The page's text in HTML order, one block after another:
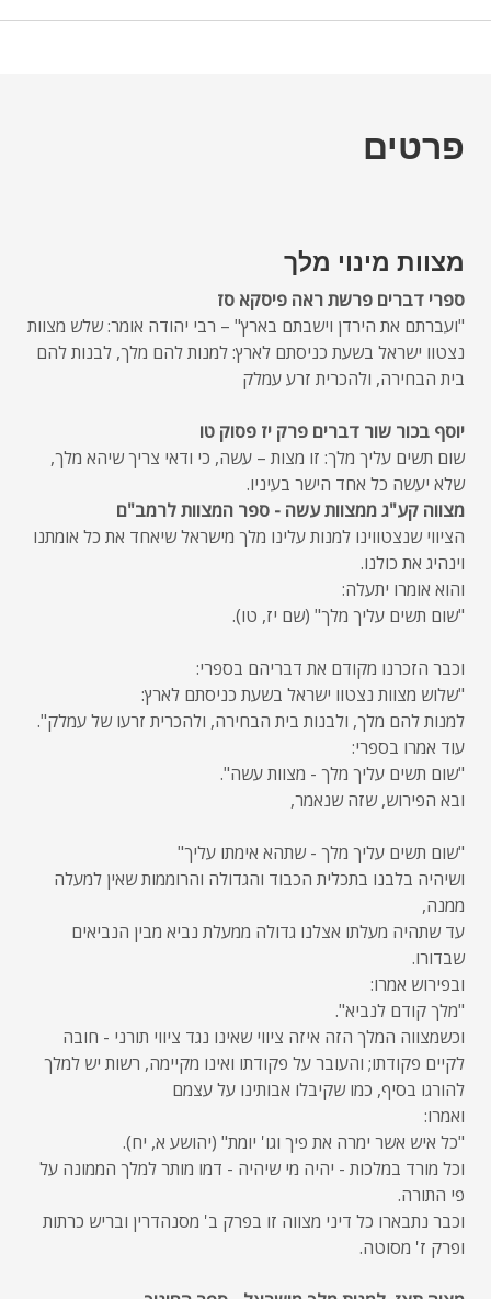
פרטים
מצוות מינוי מלך
ספרי דברים פרשת ראה פיסקא סז
"ועברתם את הירדן וישבתם בארץ" – רבי יהודה אומר: שלש מצוות
נצטוו ישראל בשעת כניסתם לארץ: למנות להם מלך, לבנות להם
בית הבחירה, ולהכרית זרע עמלק
יוסף בכור שור דברים פרק יז פסוק טו
שום תשים עליך מלך: זו מצות – עשה, כי ודאי צריך שיהא מלך,
שלא יעשה כל אחד הישר בעיניו.
מצווה קע"ג ממצוות עשה - ספר המצוות לרמב"ם
הציווי שנצטווינו למנות עלינו מלך מישראל שיאחד את כל אומתנו
וינהיג את כולנו.
והוא אומרו יתעלה:
"שום תשים עליך מלך" (שם יז, טו).
וכבר הזכרנו מקודם את דבריהם בספרי:
"שלוש מצוות נצטוו ישראל בשעת כניסתם לארץ:
למנות להם מלך, ולבנות בית הבחירה, ולהכרית זרעו של עמלק".
עוד אמרו בספרי:
"שום תשים עליך מלך - מצוות עשה".
ובא הפירוש, שזה שנאמר,
"שום תשים עליך מלך - שתהא אימתו עליך"
ושיהיה בלבנו בתכלית הכבוד והגדולה והרוממות שאין למעלה
ממנה,
עד שתהיה מעלתו אצלנו גדולה ממעלת נביא מבין הנביאים
שבדורו.
ובפירוש אמרו:
"מלך קודם לנביא".
וכשמצווה המלך הזה איזה ציווי שאינו נגד ציווי תורני - חובה
לקיים פקודתו; והעובר על פקודתו ואינו מקיימה, רשות יש למלך
להורגו בסיף, כמו שקיבלו אבותינו על עצמם
ואמרו:
"כל איש אשר ימרה את פיך וגו' יומת" (יהושע א, יח).
וכל מורד במלכות - יהיה מי שיהיה - דמו מותר למלך הממונה על
פי התורה.
וכבר נתבארו כל דיני מצווה זו בפרק ב' מסנהדרין ובריש כרתות
ופרק ז' מסוטה.